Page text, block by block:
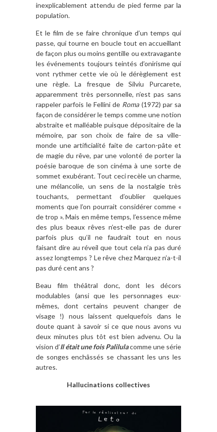
inexplicablement attendu de pied ferme par la
population.
Et le film de se faire chronique d’un temps qui
passe, qui tourne en boucle tout en accueillant
de façon plus ou moins gentille ou extravagante
les événements toujours teintés d’onirisme qui
vont rythmer cette vie où le dérèglement est
une règle. La fresque de Silviu Purcarete,
apparemment très personnelle, n’est pas sans
rappeler parfois le Fellini de Roma(1972) par sa
façon de considérer le temps comme une notion
abstraite et malléable puisque dépositaire de la
mémoire, par son choix de faire de sa ville-
monde une artificialité faite de carton-pâte et
de magie du rêve, par une volonté de porter la
poésie baroque de son cinéma à une sorte de
sommet exubérant. Tout ceci recèle un charme,
une mélancolie, un sens de la nostalgie très
touchants, permettant d’oublier quelques
moments que l’on pourrait considérer comme «
de trop ». Mais en même temps, l’essence même
des plus beaux rêves n’est-elle pas de durer
parfois plus qu’il ne faudrait tout en nous
faisant dire au réveil que tout cela n’a pas duré
assez longtemps ? Le rêve chez Marquez n’a-t-il
pas duré cent ans ?
Beau film théâtral donc, dont les décors
modulables (ansi que les personnages eux-
mêmes, dont certains peuvent changer de
visage !) nous laissent quelquefois dans le
doute quant à savoir si ce que nous avons vu
deux minutes plus tôt est bien advenu. Ou la
vision d’Il était une fois Palilulacomme une série
de songes enchâssés se chassant les uns les
autres.
Hallucinations collectives